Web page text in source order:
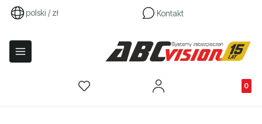
polski / zł Kontakt